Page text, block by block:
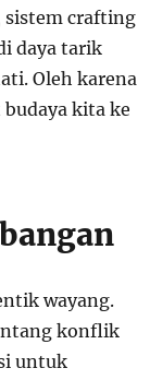
sistem crafting
daya tarik
Oleh karena
kita ke
wayang.
konflik
untuk